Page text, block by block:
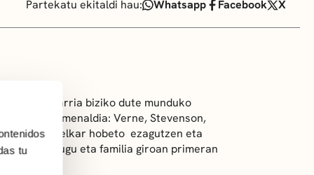
tu
Partekatu ekitaldi hau: Whatsapp Facebook X
zoragarria biziko dute munduko
liburuei omenaldia: Verne, Stevenson,
elkar hobeto ezagutzen eta
piztuko dugu eta familia giroan primeran